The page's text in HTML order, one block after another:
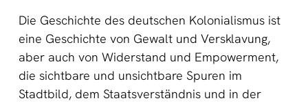
Die Geschichte des deutschen Kolonialismus ist
eine Geschichte von Gewalt und Versklavung,
aber auch von Widerstand und Empowerment,
die sichtbare und unsichtbare Spuren im
Stadtbild, dem Staatsverständnis und in der